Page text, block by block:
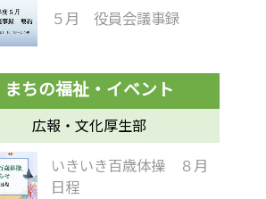
５月 役員会議事録
広報・文化厚生部
いきいき百歳体操 ８月
日程